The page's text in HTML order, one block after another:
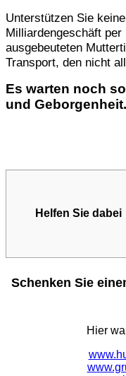
Unterstützen Sie
Milliardengeschäft
ausgebeuteten
Transport, den nicht
Es warten noch
und
Helfen Sie dabei
Schenken Sie
Hier